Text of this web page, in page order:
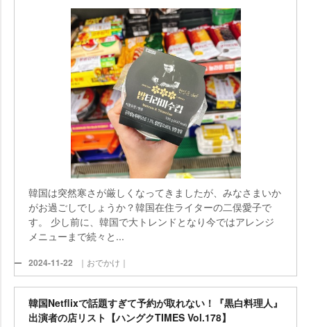
韓国は突然寒さが厳しくなってきましたが、みなさまいか
がお過ごしでしょうか？韓国在住ライターの二俣愛子で
す。 少し前に、韓国で大トレンドとなり今ではアレンジ
メニューまで続々と...
2024-11-22 ｜おでかけ｜
韓国Netflixで話題すぎて予約が取れない！『黒白料理人』
出演者の店リスト【ハングクTIMES Vol.178】